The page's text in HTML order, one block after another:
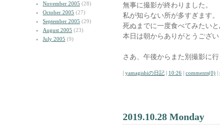
November 2005 (28)
October 2005 (27)
September 2005 (29)
August 2005 (23)
July 2005 (9)
無事に撮影が終わりました。
私が知らない所が多すぎます。
死ぬまでに一度食べてみたい
本日は朝からありがとうござ
さあ、午後からまた別撮影に
| yamagishiの日記 | 10:26 | comments(0) |
2019.10.28 Monday